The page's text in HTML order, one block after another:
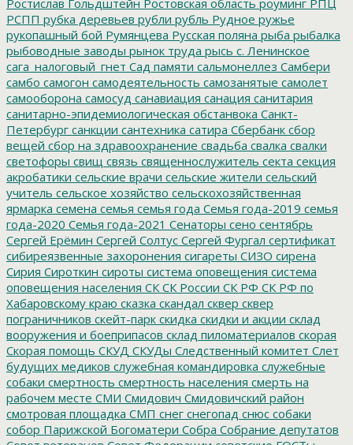
РСПП рубка деревьев рубли рубль Рудное ружье
рукопашный бой Румянцева Русская поляна рыба рыбалка
рыбоводные заводы рынок труда рысь с. Ленинское
сага_налоговый_гнет Сад памяти сальмонеллез Самбери
самбо самогон самодеятельность самозанятые самолет
самооборона самосуд санавиация санация санитария
санитарно-эпидемиологическая обстанвока Санкт-
Петербург санкции сантехника сатира Сбербанк сбор
вещей сбор на здравоохранение свадьба свалка свалки
светофоры свищ связь священнослужитель секта секция
акробатики сельские врачи сельские жители сельский
учитель сельское хозяйство сельскохозяйственная
ярмарка семена семья семья года Семья года-2019 семья
года-2020 Семья года-2021 Сенаторы сено сентябрь
Сергей Ерёмин Сергей Солтус Сергей Фургал сертификат
сибиреязвенные захоронения сигареты СИЗО сирена
Сирия Сироткин сироты система оповещения система
оповещения населения СК СК России СК РФ СК РФ по
Хабаровскому краю сказка скандал сквер сквер
пограничников скейт-парк скидка скидки и акции склад
вооружения и боеприпасов склад пиломатериалов скорая
Скорая помощь СКУД СКУДы Следственный комитет Слет
будущих медиков служебная командировка служебные
собаки смертность смертность населения смерть на
рабочем месте СМИ Смидович Смидовичский район
смотровая площадка СМП снег снегопад снюс собаки
собор Парижской Богоматери Собра Собрание депутатов